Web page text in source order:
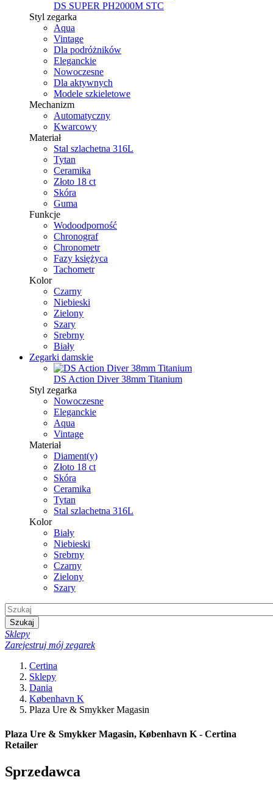
DS SUPER PH2000M STC
Styl zegarka
Aqua
Vintage
Dla podróżników
Eleganckie
Nowoczesne
Dla aktywnych
Modele szkieletowe
Mechanizm
Automatyczny
Kwarcowy
Materiał
Stal szlachetna 316L
Tytan
Ceramika
Złoto 18 ct
Skóra
Guma
Funkcje
Wodoodporność
Chronograf
Chronometr
Fazy księżyca
Tachometr
Kolor
Czarny
Niebieski
Zielony
Szary
Srebrny
Biały
Zegarki damskie
DS Action Diver 38mm Titanium
Styl zegarka
Nowoczesne
Eleganckie
Aqua
Vintage
Materiał
Diament(y)
Złoto 18 ct
Skóra
Ceramika
Tytan
Stal szlachetna 316L
Kolor
Biały
Niebieski
Srebrny
Czarny
Zielony
Szary
Szukaj
Sklepy
Zarejestruj mój zegarek
Certina
Sklepy
Dania
København K
Plaza Ure & Smykker Magasin
Plaza Ure & Smykker Magasin, København K - Certina
Retailer
Sprzedawca